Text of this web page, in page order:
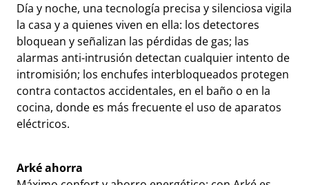
Día y noche, una tecnología precisa y silenciosa vigila
la casa y a quienes viven en ella: los detectores
bloquean y señalizan las pérdidas de gas; las
alarmas anti-intrusión detectan cualquier intento de
intromisión; los enchufes interbloqueados protegen
contra contactos accidentales, en el baño o en la
cocina, donde es más frecuente el uso de aparatos
eléctricos.
Arké ahorra